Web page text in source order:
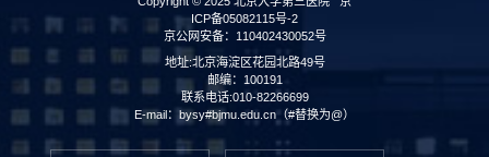
ICP备05082115号-2
京公网安备：110402430052号
地址:北京海淀区花园北路49号
邮编：100191
联系电话:010-82266699
E-mail：bysy#bjmu.edu.cn（#替换为@）